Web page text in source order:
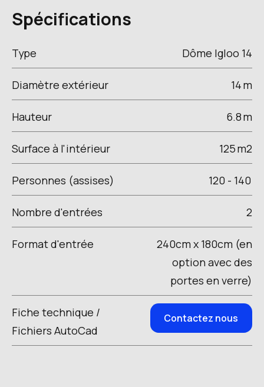
Spécifications
Type Dôme Igloo 14
Diamètre extérieur 14m
Hauteur 6.8m
Surface à l'intérieur 125m2
Personnes (assises) 120 - 140
Nombre d'entrées 2
Format d'entrée
240cm x 180cm (en
option avec des
portes en verre)
Fiche technique /
Fichiers AutoCad
Contactez nous